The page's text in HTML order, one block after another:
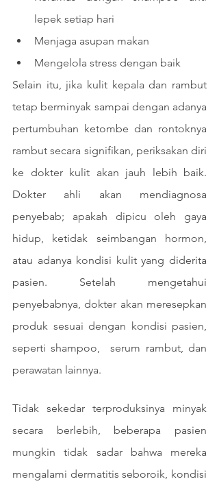
lepek setiap hari
Menjaga asupan makan
Mengelola stress dengan baik
Selain itu, jika kulit kepala dan rambut
tetap berminyak sampai dengan adanya
pertumbuhan ketombe dan rontoknya
rambut secara signifikan, periksakan diri
ke dokter kulit akan jauh lebih baik.
Dokter ahli akan mendiagnosa
penyebab; apakah dipicu oleh gaya
hidup, ketidak seimbangan hormon,
atau adanya kondisi kulit yang diderita
pasien. Setelah mengetahui
penyebabnya, dokter akan meresepkan
produk sesuai dengan kondisi pasien,
seperti shampoo,  serum rambut, dan
perawatan lainnya.
Tidak sekedar terproduksinya minyak
secara berlebih, beberapa pasien
mungkin tidak sadar bahwa mereka
mengalami dermatitis seboroik, kondisi